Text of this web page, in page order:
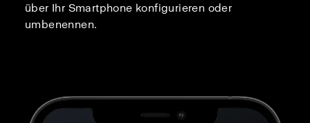
über Ihr Smartphone konfigurieren oder
umbenennen.